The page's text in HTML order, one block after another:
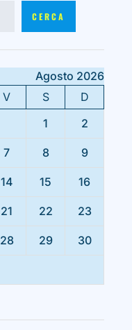
CERCA
Agosto 2026
V S
D
1
2
7 8 9
14 15 16
21 22 23
28 29 30